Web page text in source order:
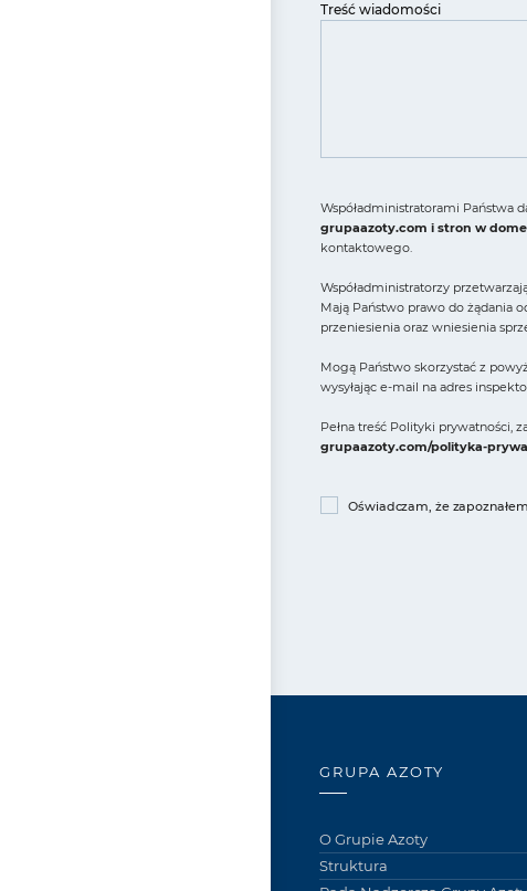
Treść wiadomości
Współadministratorami Państwa
grupaazoty.com i stron w
kontaktowego.
Współadministratorzy
Mają Państwo prawo do żądania
przeniesienia oraz wniesienia
Mogą Państwo skorzystać z
wysyłając e-mail na adres
Pełna treść Polityki prywatności,
grupaazoty.com/polityka-
Oświadczam, że
GRUPA AZOTY
O Grupie Azoty
Struktura